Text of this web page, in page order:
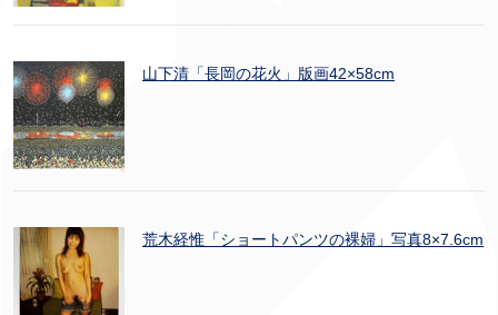
山下清「長岡の花火」版画42×58cm
荒木経惟「ショートパンツの裸婦」写真8×7.6cm